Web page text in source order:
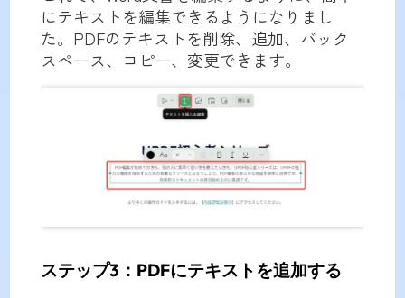
にテキストを編集できるようになりまし
た。PDFのテキストを削除、追加、バック
スペース、コピー、変更できます。
ステップ3：PDFにテキストを追加する